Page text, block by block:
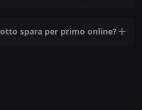
spara per primo online?